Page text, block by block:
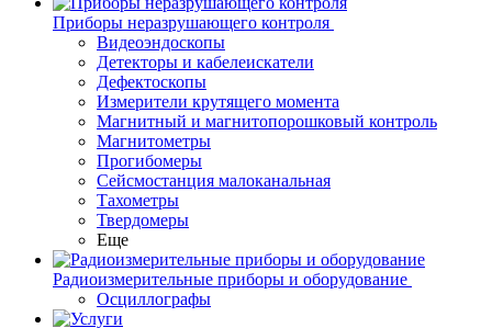
Приборы неразрушающего контроля
Видеоэндоскопы
Детекторы и кабелеискатели
Дефектоскопы
Измерители крутящего момента
Магнитный и магнитопорошковый контроль
Магнитометры
Прогибомеры
Сейсмостанция малоканальная
Тахометры
Твердомеры
Еще
Радиоизмерительные приборы и оборудование
Осциллографы